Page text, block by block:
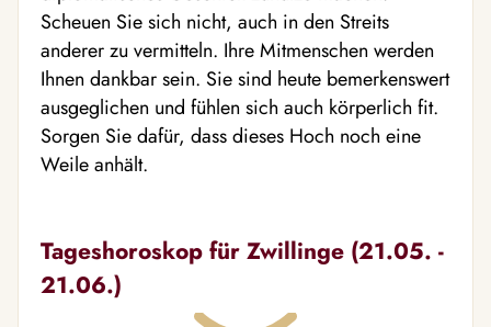
Scheuen Sie sich nicht, auch in den Streits
anderer zu vermitteln. Ihre Mitmenschen werden
Ihnen dankbar sein. Sie sind heute bemerkenswert
ausgeglichen und fühlen sich auch körperlich fit.
Sorgen Sie dafür, dass dieses Hoch noch eine
Weile anhält.
Tageshoroskop für Zwillinge (21.05. -
21.06.)